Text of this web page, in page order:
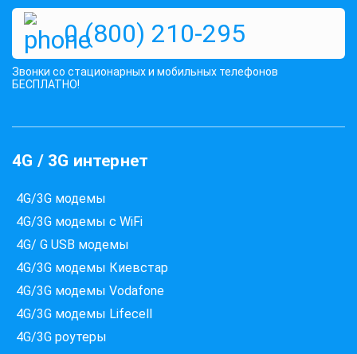
0 (800) 210-295
Звонки со стационарных и мобильных телефонов
БЕСПЛАТНО!
4G / 3G интернет
4G/3G модемы
4G/3G модемы с WiFi
4G/ G USB модемы
4G/3G модемы Киевстар
4G/3G модемы Vodafone
4G/3G модемы Lifecell
4G/3G роутеры
Які провайдери працюють
за вашою адресою?
Перевірте доступність інтернету за 30 секунд
Введіть вашу адресу
Місто, вулиця та номер будинку